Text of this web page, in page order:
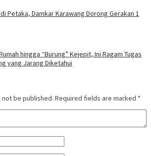
Petaka, Damkar Karawang Dorong Gerakan 1
hingga “Burung” Kejepit, Ini Ragam Tugas
yang Jarang Diketahui
not be published. Required fields are marked *